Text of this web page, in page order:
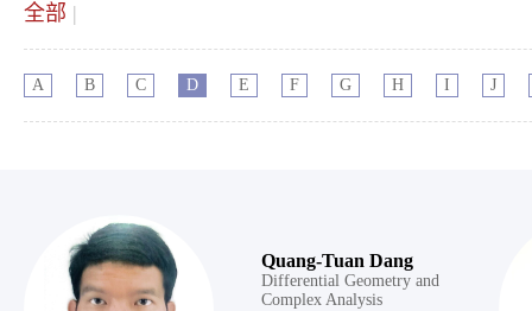
全部 |
A B C D E F G H I J
Quang-Tuan Dang
Differential Geometry and
Complex Analysis